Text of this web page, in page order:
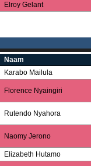
Elroy Gelant
Naam
Karabo Mailula
Florence Nyaingiri
Rutendo Nyahora
Naomy Jerono
Elizabeth Hutamo